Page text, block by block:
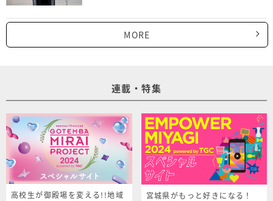
MORE
連載・特集
高校生が御殿場を変える!!地域
宮城県がもっと好きになる！